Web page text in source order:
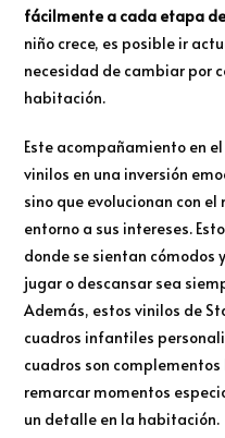
fácilmente a cada etapa
niño crece, es posible ir
necesidad de cambiar por
habitación.
Este acompañamiento en
vinilos en una inversión
sino que evolucionan con
entorno a sus intereses.
donde se sientan cómodos
jugar o descansar sea
Además, estos vinilos de
cuadros infantiles
cuadros son
remarcar momentos
un detalle en la habitación.